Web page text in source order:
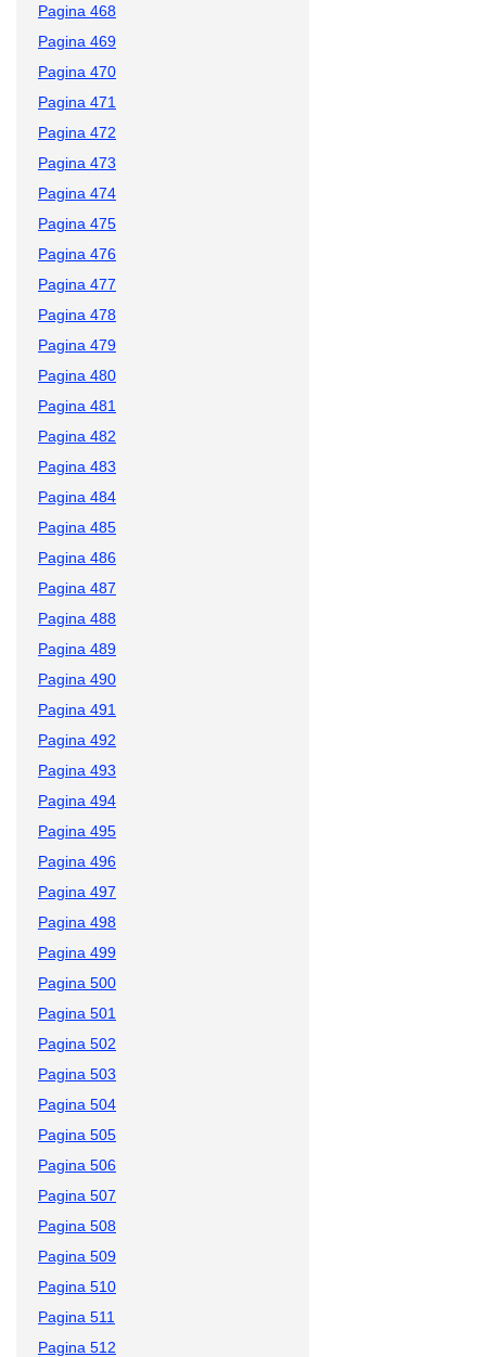
Pagina 468
Pagina 469
Pagina 470
Pagina 471
Pagina 472
Pagina 473
Pagina 474
Pagina 475
Pagina 476
Pagina 477
Pagina 478
Pagina 479
Pagina 480
Pagina 481
Pagina 482
Pagina 483
Pagina 484
Pagina 485
Pagina 486
Pagina 487
Pagina 488
Pagina 489
Pagina 490
Pagina 491
Pagina 492
Pagina 493
Pagina 494
Pagina 495
Pagina 496
Pagina 497
Pagina 498
Pagina 499
Pagina 500
Pagina 501
Pagina 502
Pagina 503
Pagina 504
Pagina 505
Pagina 506
Pagina 507
Pagina 508
Pagina 509
Pagina 510
Pagina 511
Pagina 512